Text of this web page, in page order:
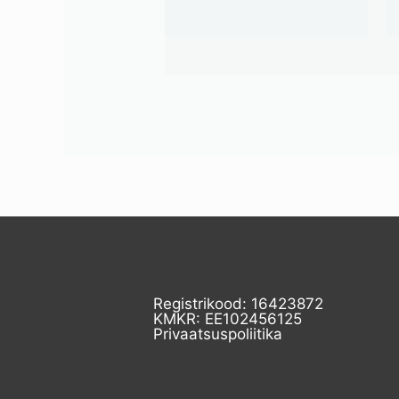
Registrikood: 16423872
KMKR: EE102456125
Privaatsuspoliitika